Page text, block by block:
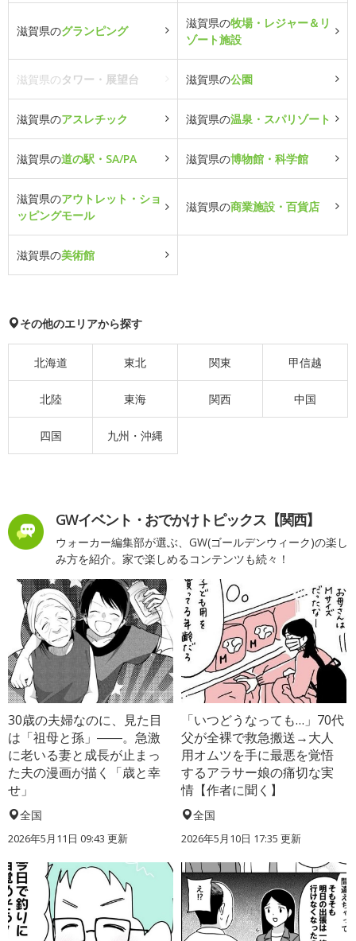
滋賀県のグランピング
滋賀県の牧場・レジャー＆リ
ゾート施設
滋賀県のタワー・展望台 滋賀県の公園
滋賀県のアスレチック 滋賀県の温泉・スパリゾート
滋賀県の道の駅・SA/PA 滋賀県の博物館・科学館
滋賀県のアウトレット・ショ
ッピングモール
滋賀県の商業施設・百貨店
滋賀県の美術館
その他のエリアから探す
北海道 東北 関東 甲信越
北陸 東海 関西 中国
四国 九州・沖縄
GWイベント・おでかけトピックス【関西】
ウォーカー編集部が選ぶ、GW(ゴールデンウィーク)の楽し
み方を紹介。家で楽しめるコンテンツも続々！
30歳の夫婦なのに、見た目
は「祖母と孫」――。急激
に老いる妻と成長が止まっ
た夫の漫画が描く「歳と幸
せ」
全国
2026年5月11日 09:43 更新
「いつどうなっても…」70代
父が全裸で救急搬送→大人
用オムツを手に最悪を覚悟
するアラサー娘の痛切な実
情【作者に聞く】
全国
2026年5月10日 17:35 更新